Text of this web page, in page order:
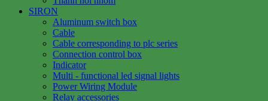
SIRON
Aluminum switch box
Cable
Cable corresponding to plc series
Connection control box
Indicator
Multi - functional led signal lights
Power Wiring Module
Relay accessories